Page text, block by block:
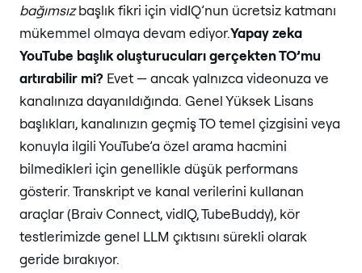
bağımsızbaşlık fikri için vidIQ’nun ücretsiz katmanı
mükemmel olmaya devam ediyor.Yapay zeka
YouTube başlık oluşturucuları gerçekten TO’mu
artırabilir mi? Evet — ancak yalnızca videonuza ve
kanalınıza dayanıldığında. Genel Yüksek Lisans
başlıkları, kanalınızın geçmiş TO temel çizgisini veya
konuyla ilgili YouTube’a özel arama hacmini
bilmedikleri için genellikle düşük performans
gösterir. Transkript ve kanal verilerini kullanan
araçlar (Braiv Connect, vidIQ, TubeBuddy), kör
testlerimizde genel LLM çıktısını sürekli olarak
geride bırakıyor.